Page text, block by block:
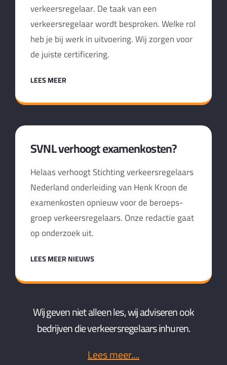
verkeersregelaar. De taak van een
verkeersregelaar wordt besproken. Welke rol
heb je bij werk in uitvoering. Wij zorgen voor
de juiste certificering.
LEES MEER
SVNL verhoogt examenkosten?
Helaas verhoogt Stichting verkeersregelaars
Nederland onderleiding van Henk Kroon de
examenkosten opnieuw voor de beroeps-
groep verkeersregelaars. Onze redactie gaat
op onderzoek uit.
LEES MEER NIEUWS
Wij geven niet alleen les, wij adviseren ook
bedrijven die verkeersregelaars inhuren.
Lees meer....